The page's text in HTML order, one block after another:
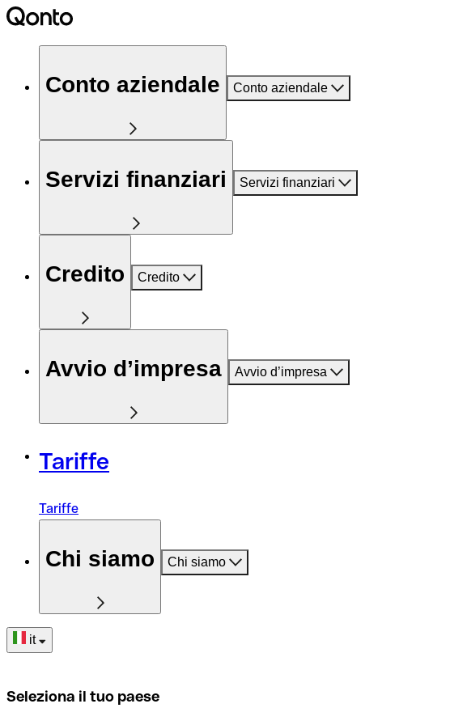
Conto aziendale Conto aziendale
Servizi finanziari Servizi finanziari
Credito Credito
Avvio d’impresa Avvio d’impresa
Tariffe
Tariffe
Chi siamo Chi siamo
it
Seleziona il tuo paese